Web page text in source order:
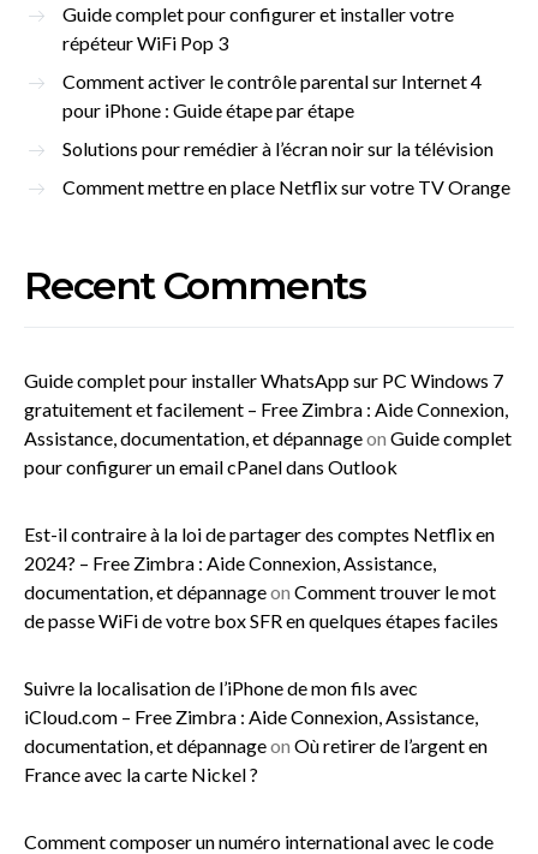
Guide complet pour configurer et installer votre
répéteur WiFi Pop 3
Comment activer le contrôle parental sur Internet 4
pour iPhone : Guide étape par étape
Solutions pour remédier à l’écran noir sur la télévision
Comment mettre en place Netflix sur votre TV Orange
Recent Comments
Guide complet pour installer WhatsApp sur PC Windows 7
gratuitement et facilement – Free Zimbra : Aide Connexion,
Assistance, documentation, et dépannageon Guide complet
pour configurer un email cPanel dans Outlook
Est-il contraire à la loi de partager des comptes Netflix en
2024? – Free Zimbra : Aide Connexion, Assistance,
documentation, et dépannageon Comment trouver le mot
de passe WiFi de votre box SFR en quelques étapes faciles
Suivre la localisation de l’iPhone de mon fils avec
iCloud.com – Free Zimbra : Aide Connexion, Assistance,
documentation, et dépannageon Où retirer de l’argent en
France avec la carte Nickel ?
Comment composer un numéro international avec le code